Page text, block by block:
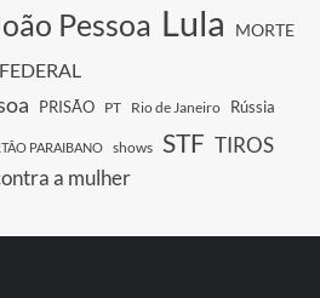
Pessoa Lula MORTE
PRISÃO PT Rio de Janeiro Rússia
PARAIBANO shows STF TIROS
a mulher